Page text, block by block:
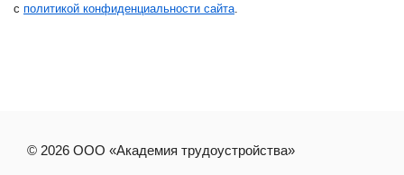
с политикой конфиденциальности сайта
© 2026 ООО «Академия трудоустройства»